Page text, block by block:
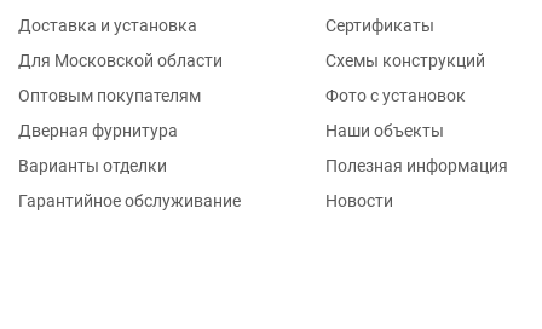
Доставка и установка
Для Московской области
Оптовым покупателям
Дверная фурнитура
Варианты отделки
Гарантийное обслуживание
Сертификаты
Схемы конструкций
Фото с установок
Наши объекты
Полезная информация
Новости